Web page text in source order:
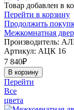
Товар добавлен в
Перейти в корзину
Продолжить
Межкомнатная
Производитель:
Артикул: АЦК 16
7 840₽
В корзину
Перейти
Все
цвета